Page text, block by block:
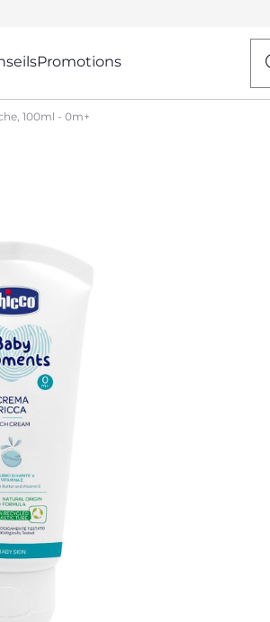
Promotions
100ml - 0m+